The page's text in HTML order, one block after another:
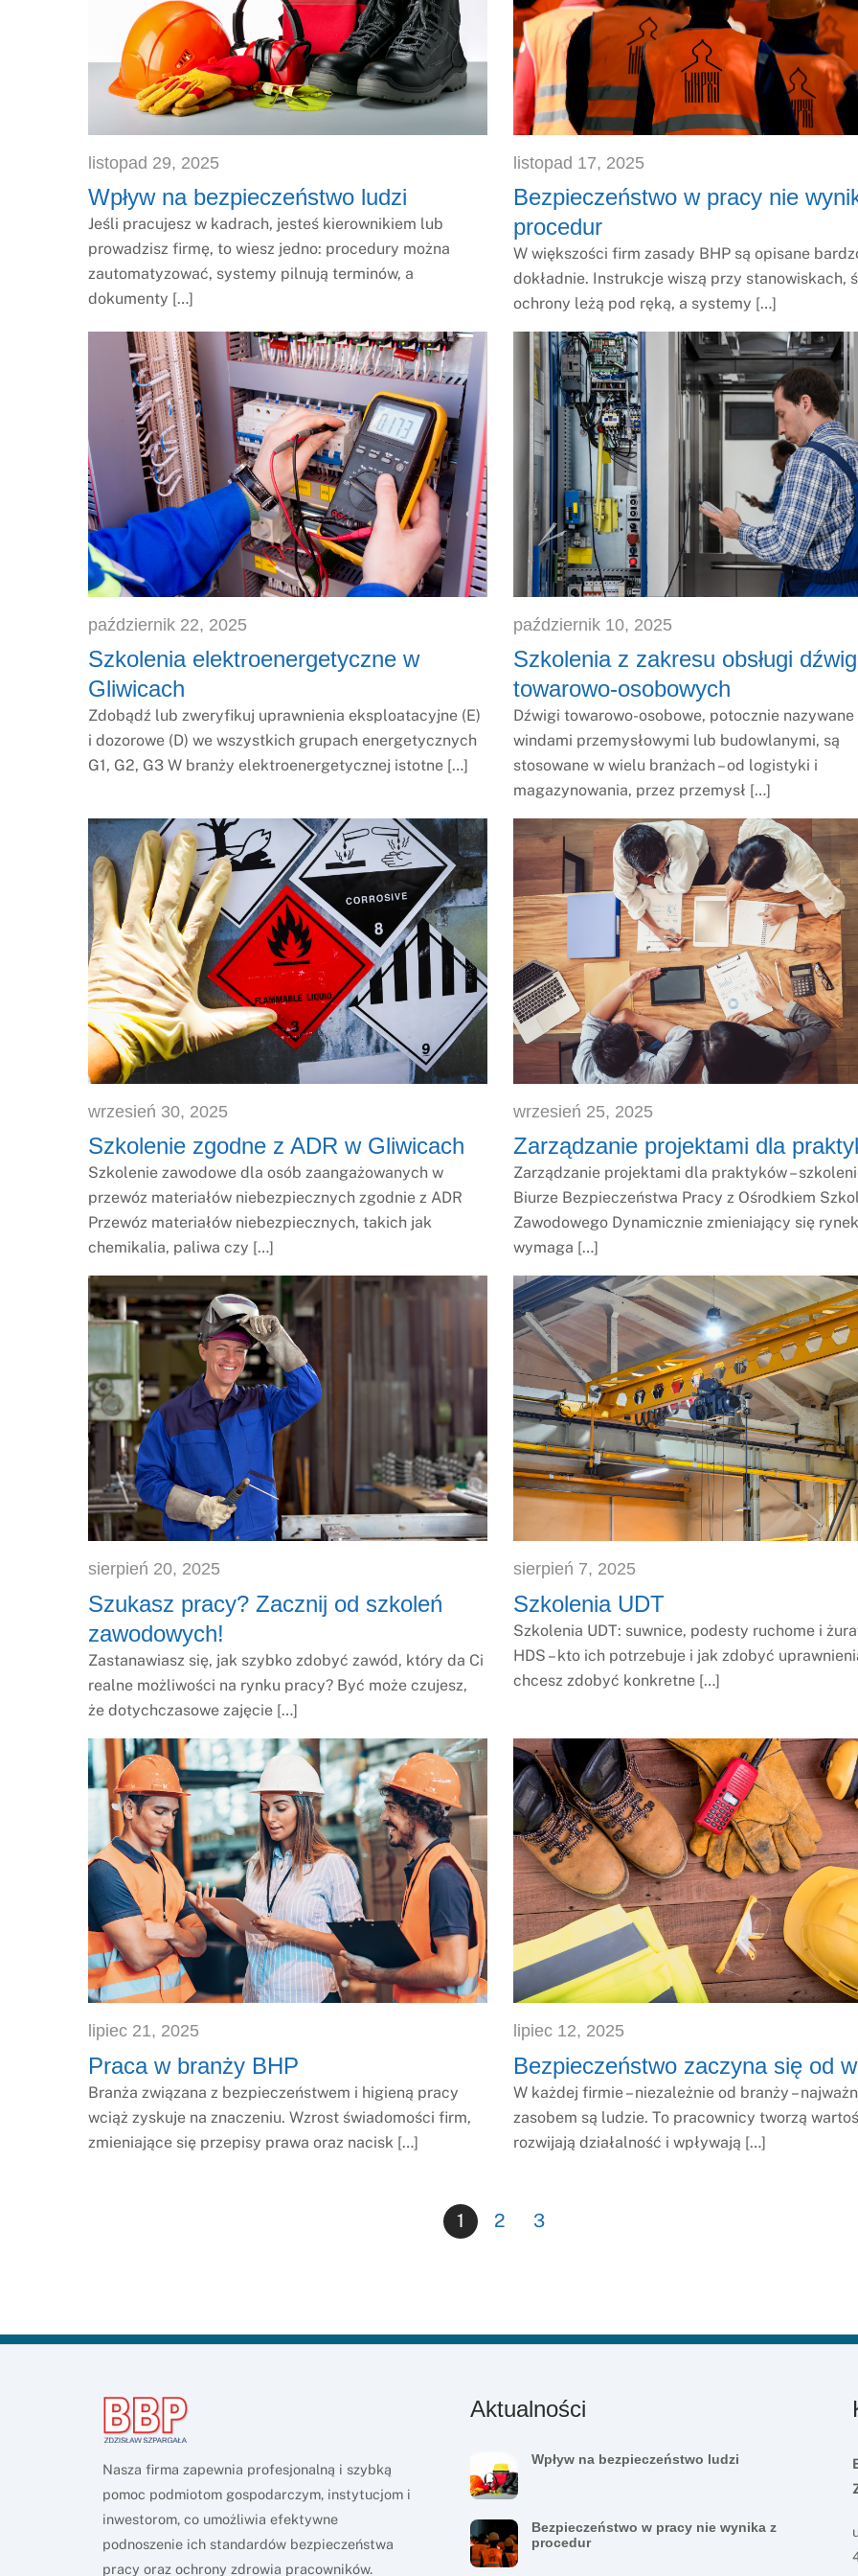
listopad 29, 2025
Wpływ na bezpieczeństwo ludzi
Jeśli pracujesz w kadrach, jesteś kierownikiem lub
prowadzisz firmę, to wiesz jedno: procedury można
zautomatyzować, systemy pilnują terminów, a
dokumenty […]
listopad 17, 2025
Bezpieczeństwo w pracy nie
procedur
W większości firm zasady BHP są opisane
dokładnie. Instrukcje wiszą przy stanowiskach,
ochrony leżą pod ręką, a systemy […]
październik 22, 2025
Szkolenia elektroenergetyczne w
Gliwicach
Zdobądź lub zweryfikuj uprawnienia eksploatacyjne (E)
i dozorowe (D) we wszystkich grupach energetycznych
G1, G2, G3 W branży elektroenergetycznej istotne […]
październik 10, 2025
Szkolenia z zakresu obsługi
towarowo-osobowych
Dźwigi towarowo-osobowe, potocznie nazywane
windami przemysłowymi lub budowlanymi, są
stosowane w wielu branżach – od logistyki i
magazynowania, przez przemysł […]
wrzesień 30, 2025
Szkolenie zgodne z ADR w Gliwicach
Szkolenie zawodowe dla osób zaangażowanych w
przewóz materiałów niebezpiecznych zgodnie z ADR
Przewóz materiałów niebezpiecznych, takich jak
chemikalia, paliwa czy […]
wrzesień 25, 2025
Zarządzanie projektami dla
Zarządzanie projektami dla praktyków –
Biurze Bezpieczeństwa Pracy z Ośrodkiem
Zawodowego Dynamicznie zmieniający się
wymaga […]
sierpień 20, 2025
Szukasz pracy? Zacznij od szkoleń
zawodowych!
Zastanawiasz się, jak szybko zdobyć zawód, który da Ci
realne możliwości na rynku pracy? Być może czujesz,
że dotychczasowe zajęcie […]
sierpień 7, 2025
Szkolenia UDT
Szkolenia UDT: suwnice, podesty ruchome i
HDS – kto ich potrzebuje i jak zdobyć
chcesz zdobyć konkretne […]
lipiec 21, 2025
Praca w branży BHP
Branża związana z bezpieczeństwem i higieną pracy
wciąż zyskuje na znaczeniu. Wzrost świadomości firm,
zmieniające się przepisy prawa oraz nacisk […]
lipiec 12, 2025
Bezpieczeństwo zaczyna się od
W każdej firmie – niezależnie od branży –
zasobem są ludzie. To pracownicy tworzą
rozwijają działalność i wpływają […]
1 2 3
Nasza firma zapewnia profesjonalną i szybką
pomoc podmiotom gospodarczym, instytucjom i
inwestorom, co umożliwia efektywne
podnoszenie ich standardów bezpieczeństwa
pracy oraz ochrony zdrowia pracowników.
Aktualności
Wpływ na bezpieczeństwo ludzi
Bezpieczeństwo w pracy nie wynika z
procedur